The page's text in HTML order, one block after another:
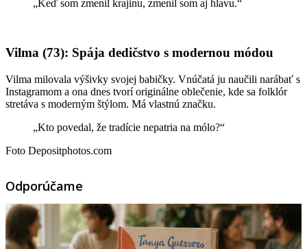
„Keď som zmenil krajinu, zmenil som aj hlavu.“
Vilma (73): Spája dedičstvo s modernou módou
Vilma milovala výšivky svojej babičky. Vnúčatá ju naučili narábať s
Instagramom a ona dnes tvorí originálne oblečenie, kde sa folklór
stretáva s moderným štýlom. Má vlastnú značku.
„Kto povedal, že tradície nepatria na mólo?“
Foto Depositphotos.com
Odporúčame